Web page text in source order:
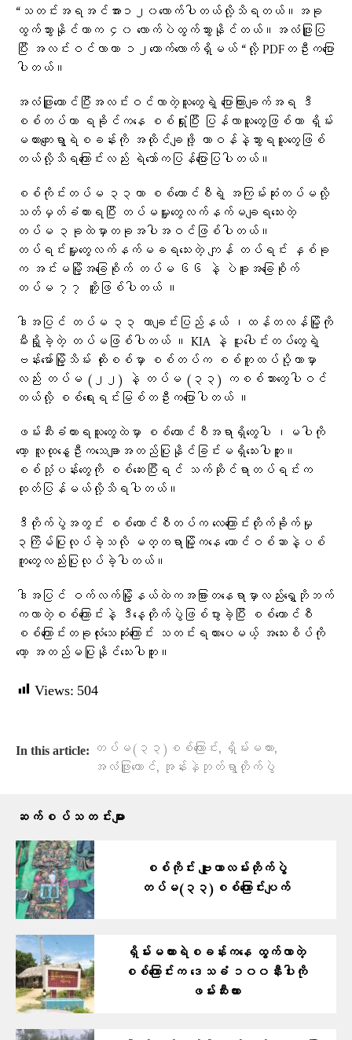
“သတင်းအရအင်အား၁၂၀လောက်ပါတယ်လို့သိရတယ်။အခု
ထွက်သွားနိုင်တာက ၄၀ လောက်ပဲထွက်သွားနိုင်တယ်။အလံဖြူပြ
ပြီး အလင်းဝင်လာတာ ၁၂ယောက်လောက်ရှိမယ် “လို့ PDFတဦးကပြော
ပါတယ်။
အလံဖြူ​ထောင်ပြီးအလင်းဝင်လာတဲ့သူတွေရဲ့ ပြောကြားချက်အရ ဒီ
စစ်တပ်ဟာ ရခိုင်ကနေ စစ်ရှုံးပြီး ပြန်လာသူတွေဖြစ်ကာ ရှိမ်း
မကားကျေးရွာရဲစခန်းကို အထိုင်ချဖို့ တာဝန်နဲ့သွားရသူတွေဖြစ်
တယ်လို့သိရကြောင်းလည်း ရဲဘော်ကပြန်ပြောပြပါတယ်။
စစ်ကိုင်းတပ်မ ၃၃ဟာ စစ်ကောင်စီရဲ့ အကြမ်းဆုံးတပ်မလို့
သတ်မှတ်ခံထားရပြီး တပ်မမှူးတွေလက်နက်မချရသေးတဲ့
တပ်မ ၃ခုထဲမှာတခုအပါအဝင်ဖြစ်ပါတယ်။
တပ်ရင်းမှူး​တွေလက်နက်မခရ​သေးတဲ့ ကျန် တပ်ရင်း နှစ်ခု
က အင်းမမြို့အခြေစိုက် တပ်မ ၆၆ နဲ့ ပဲခူးအခြေစိုက်
တပ်မ ၇၇ တိူ့ဖြစ်ပါတယ် ။
ဒါအပြင် တပ်မ ၃၃ ဟာချင်းပြည်နယ် ၊ထန်တလန်မြို့ကို
မီးရှို့ခဲ့တဲ့ တပ်မဖြစ်ပါတယ် ။ KIA နဲ့ ပူး​ပေါင်းတပ်​တွေရဲ့
ဗန်း​မော်မြို့သိမ်း ထိုးစစ်မှာ စစ်တပ်က စစ်ကူထပ်ပို့တာမှာ
လည်း တပ်မ (၂၂) နဲ့ တပ်မ (၃၃) ကစစ်သား​တွေပါဝင်
တယ်လို့ စစ်​ရေးရင်းမြစ်တဦးက​ပြောပါတယ် ။
ဖမ်းဆီးခံထားရသူတွေထဲမှာ စစ်ကောင်စီအရာရှိ​တွေပါ ၊မပါကို
တော့ လူထု​နွေဦးကသေချာအတည်ပြုနိုင်ခြင်းမရှိသေးပါဘူး။
စစ်သုံ့ပန်း​​တွေကို စစ်ဆေးပြီးရင် သက်ဆိုင်ရာတပ်ရင်းက
ထုတ်ပြန်မယ်လို့သိရပါတယ်။
ဒီတိုက်ပွဲအတွင်း စစ်ကောင်စီတပ်က လေကြောင်းတိုက်ခိုက်မှု
၃ကြိမ်ပြုလုပ်ခဲ့သလို မတ္တရာမြို့ကနေ ဟောင်ဝစ်ဆာနဲ့ပစ်
ကူတွေလည်းပြုလုပ်ခဲ့ပါတယ်။
ဒါအပြင် ဝက်လက်မြို့နယ်​ထဲကအခြားတနေရာမှာလည်းရွှေဘိုဘက်
ကလာတဲ့စစ်ကြောင်းနဲ့ ဒီနေ့တိုက်ပွဲဖြစ်ပွားခဲ့ပြီး စစ်ကောင်စီ
စစ်ကြောင်းတခုလုံးသေဆုံးကြောင်း သတင်းရထား​ပေမယ့် အ​သေးစိပ်ကို​
တော့ အတည်မပြုနိုင်သေးပါဘူး။
Views: 504
In this article: တပ်မ(၃၃)စစ်ကြောင်း, ရှိမ်းမကား,
အလံဖြူထောင်, အုန်းနှဲဘုတ်ရွာတိုက်ပွဲ
ဆက်စပ်သတင်းများ
စစ်ကိုင်း ဗျူဟာလမ်းတိုက်ပွဲ
တပ်မ(၃၃)စစ်ကြောင်းပျက်
ရှိမ်းမကားရဲစခန်းကနေ ထွက်လာတဲ့
စစ်ကြောင်းက ဒေသခံ ၁၀၀နီးပါးကို
ဖမ်းဆီးထား